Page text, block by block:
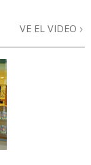
VE EL VIDEO